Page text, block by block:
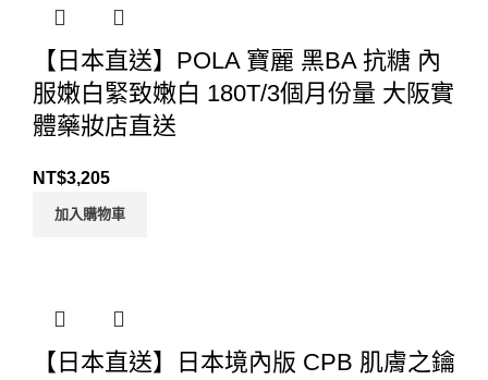
【日本直送】POLA 寶麗 黑BA 抗糖 內
服嫩白緊致嫩白 180T/3個月份量 大阪實
體藥妝店直送
NT$3,205
加入購物車
【日本直送】日本境內版 CPB 肌膚之鑰